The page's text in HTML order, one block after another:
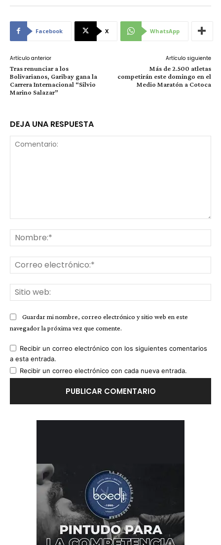
Facebook X WhatsApp
Artículo anterior
Tras renunciar a los
Bolivarianos, Garibay gana la
Carrera Internacional “Silvio
Marino Salazar”
Artículo siguiente
Más de 2.500 atletas
competirán este domingo en el
Medio Maratón a Cotoca
DEJA UNA RESPUESTA
Guardar mi nombre, correo electrónico y sitio web en este
navegador la próxima vez que comente.
Recibir un correo electrónico con los siguientes comentarios
a esta entrada.
Recibir un correo electrónico con cada nueva entrada.